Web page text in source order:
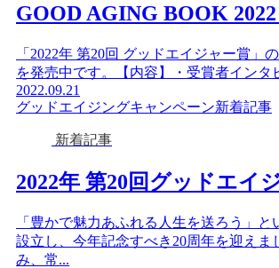
GOOD AGING BOOK
「2022年 第20回 グッドエイジャー賞
を発売中です。【内容】・受賞者イン
2022.09.21
グッドエイジングキャンペーン新着記事
新着記事
2022年 第20回グッドエイ
「豊かで魅力あふれる人生を送ろう」
設立し、今年記念すべき20周年を迎え
み、常...